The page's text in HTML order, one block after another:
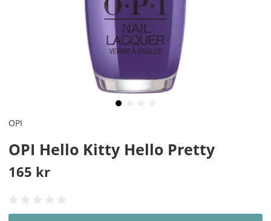
OPI
OPI Hello Kitty Hello Pretty
165 kr